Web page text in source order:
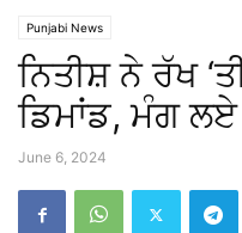
Punjabi News
ਨਿਤੀਸ਼ ਨੇ ਰੱਖ
ਡਿਮਾਂਡ, ਮੰਗ
June 6, 2024